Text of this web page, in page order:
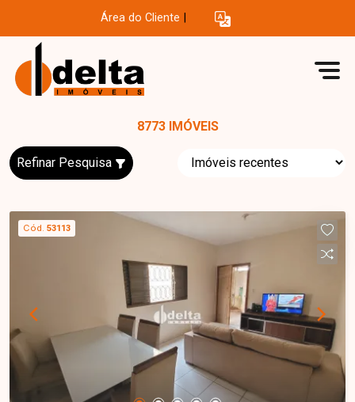
Área do Cliente
8773 IMÓVEIS
Refinar Pesquisa
Cód. 53113